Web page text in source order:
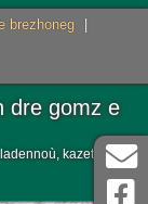
brezhoneg
dre gomz e
kazetennoù,